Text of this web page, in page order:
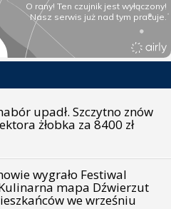
upadł. Szczytno znów
żłobka za 8400 zł
wygrało Festiwal
mapa Dźwierzut
we wrześniu